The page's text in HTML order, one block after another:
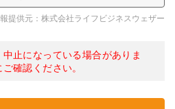
提供元：株式会社ライフビジネスウェザー
止になっている場合がありま
確認ください。